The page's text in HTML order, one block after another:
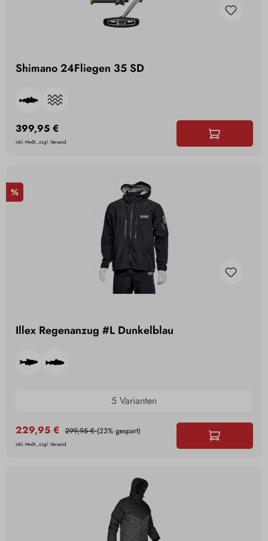
Shimano 24Fliegen 35 SD
399,95 €
inkl. MwSt., zzgl. Versand
%
Illex Regenanzug #L Dunkelblau
5 Varianten
229,95 € 299,95 €(23% gespart)
inkl. MwSt., zzgl. Versand